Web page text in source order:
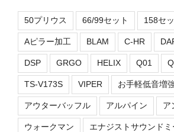
50プリウス 66/99セット 158セ
Aピラー加工 BLAM C-HR
DSP GRGO HELIX Q01
TS-V173S VIPER お手軽低音増
アウターバッフル アルパイン ア
ウォークマン エナジストサウンド